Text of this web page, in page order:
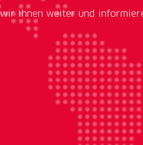
Ihnen weiter und